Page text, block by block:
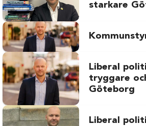
starkare
Liberal
tryggare
Göteborg
Liberal